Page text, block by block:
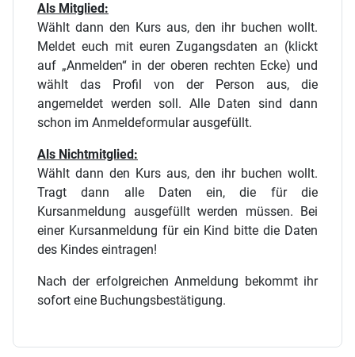
Als Mitglied:
Wählt dann den Kurs aus, den ihr buchen wollt.
Meldet euch mit euren Zugangsdaten an (klickt
auf „Anmelden“ in der oberen rechten Ecke) und
wählt das Profil von der Person aus, die
angemeldet werden soll. Alle Daten sind dann
schon im Anmeldeformular ausgefüllt.
Als Nichtmitglied:
Wählt dann den Kurs aus, den ihr buchen wollt.
Tragt dann alle Daten ein, die für die
Kursanmeldung ausgefüllt werden müssen. Bei
einer Kursanmeldung für ein Kind bitte die Daten
des Kindes eintragen!
Nach der erfolgreichen Anmeldung bekommt ihr
sofort eine Buchungsbestätigung.